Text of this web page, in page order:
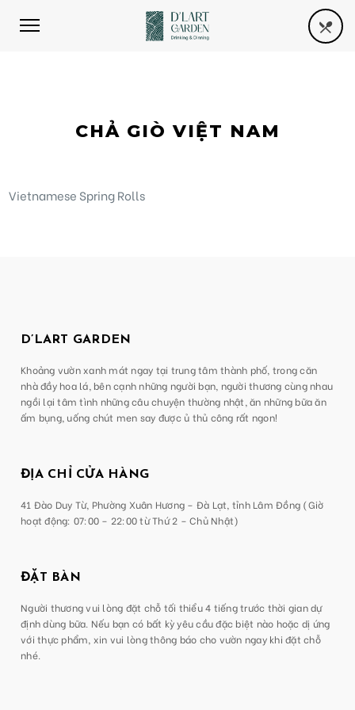
CHẢ GIÒ VIỆT NAM
Vietnamese Spring Rolls
D’LART GARDEN
Khoảng vườn xanh mát ngay tại trung tâm thành phố, trong căn
nhà đầy hoa lá, bên cạnh những người bạn, người thương cùng nhau
ngồi lại tâm tình những câu chuyện thường nhật, ăn những bữa ăn
ấm bụng, uống chút men say được ủ thủ công rất ngon!
ĐỊA CHỈ CỬA HÀNG
41 Đào Duy Từ, Phường Xuân Hương – Đà Lạt, tỉnh Lâm Đồng (Giờ
hoạt động: 07:00 – 22:00 từ Thứ 2 – Chủ Nhật)
ĐẶT BÀN
Người thương vui lòng đặt chỗ tối thiểu 4 tiếng trước thời gian dự
định dùng bữa. Nếu bạn có bất kỳ yêu cầu đặc biệt nào hoặc dị ứng
với thực phẩm, xin vui lòng thông báo cho vườn ngay khi đặt chỗ
nhé.